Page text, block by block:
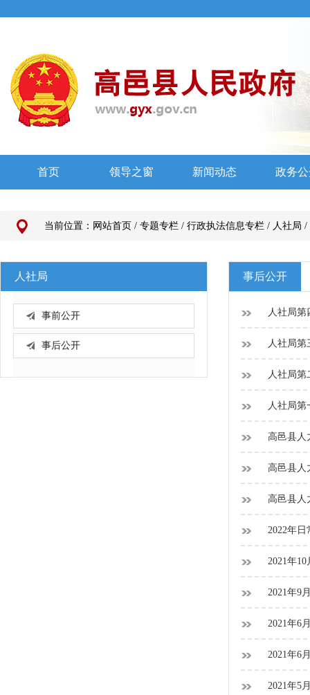
当前位置： 网站首页 / 专题专栏 / 行政执法信息专栏 / 人社局 /
人社局
事前公开
事后公开
事后公开
人社局第
人社局第
人社局第
人社局第
高邑县人
高邑县人
高邑县人
2022年
2021年
2021年9
2021年6
2021年6
2021年5